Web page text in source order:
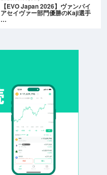
【EVO Japan 2026】ヴァンパイ
アセイヴァー部門優勝のKaji選手
…